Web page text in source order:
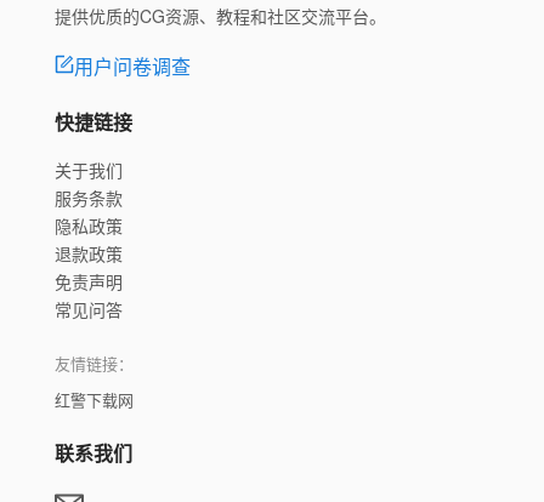
提供优质的CG资源、教程和社区交流平台。
用户问卷调查
快捷链接
关于我们
服务条款
隐私政策
退款政策
免责声明
常见问答
友情链接：
红警下载网
联系我们